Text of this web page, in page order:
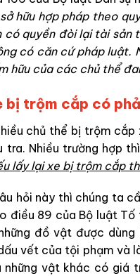
sở hữu hợp pháp theo
có quyền đòi lại tài sản
có căn cứ pháp luật.
hữu của các chủ thể
bị trộm cắp có
chủ thể bị trộm
tra. Nhiều trường hợp
lấy lại xe bị trộm cắp
hỏi này thì chúng ta
điều 89 của Bộ luật
đồ vật được
vết của tội phạm và
những vật khác có giá